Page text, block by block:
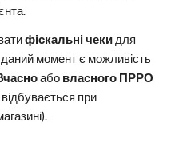
фіскальні чеки для
момент є можливість
або власного ПРРО
при